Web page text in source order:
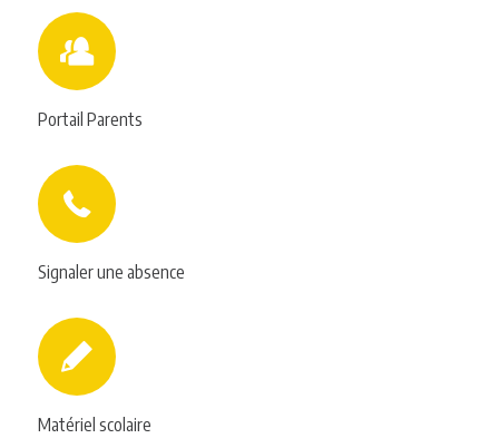
Portail Parents
Signaler une absence
Matériel scolaire